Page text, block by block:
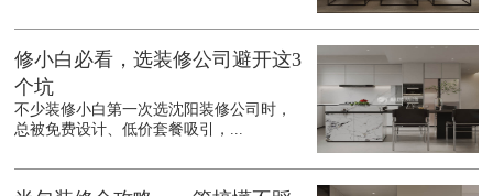
修小白必看，选装修公司避开这3
个坑
不少装修小白第一次选沈阳装修公司时，
总被免费设计、低价套餐吸引，...